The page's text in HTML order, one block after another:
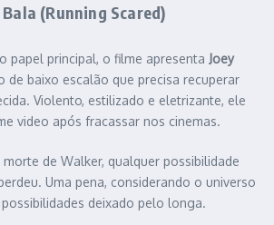
(Running Scared)
papel principal, o filme apresenta Joey
de baixo escalão que precisa recuperar
Violento, estilizado e eletrizante, ele
video após fracassar nos cinemas.
de Walker, qualquer possibilidade
Uma pena, considerando o universo
deixado pelo longa.